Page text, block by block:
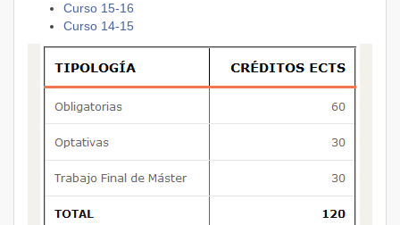
Curso 15-16
Curso 14-15